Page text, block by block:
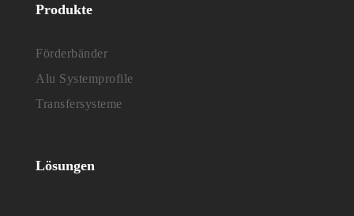
Produkte
Förderbänder
Alu Systemprofile
Transfersysteme
Lösungen